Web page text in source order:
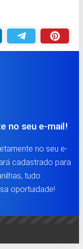
no seu e-mail!
no seu e-
cadastrado para
tudo
oportuidade!